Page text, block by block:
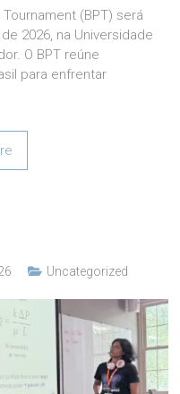
(BPT) será
2026, na Universidade
O BPT reúne
para enfrentar
Uncategorized